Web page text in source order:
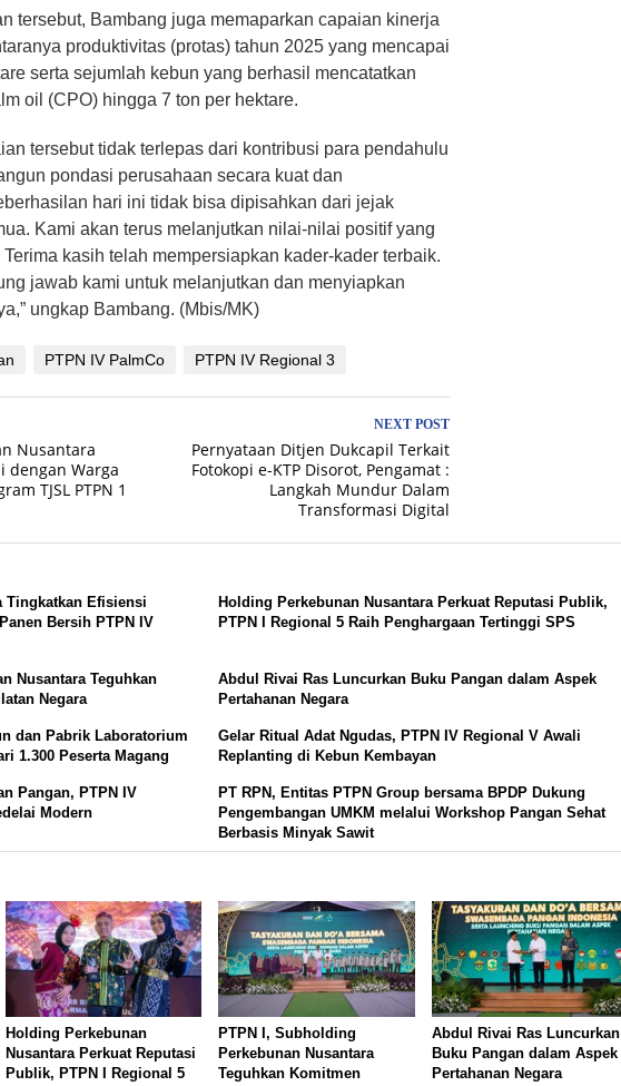
tersebut, Bambang juga memaparkan capaian kinerja
produktivitas (protas) tahun 2025 yang mencapai
serta sejumlah kebun yang berhasil mencatatkan
oil (CPO) hingga 7 ton per hektare.
tersebut tidak terlepas dari kontribusi para pendahulu
pondasi perusahaan secara kuat dan
hari ini tidak bisa dipisahkan dari jejak
Kami akan terus melanjutkan nilai-nilai positif yang
kasih telah mempersiapkan kader-kader terbaik.
jawab kami untuk melanjutkan dan menyiapkan
ungkap Bambang. (Mbis/MK)
PTPN IV PalmCo PTPN IV Regional 3
Nusantara
dengan Warga
TJSL PTPN 1
NEXT POST
Pernyataan Ditjen Dukcapil Terkait
Fotokopi e-KTP Disorot, Pengamat :
Langkah Mundur Dalam
Transformasi Digital
Tingkatkan Efisiensi
Bersih PTPN IV
Holding Perkebunan Nusantara Perkuat Reputasi Publik,
PTPN I Regional 5 Raih Penghargaan Tertinggi SPS
Nusantara Teguhkan
Negara
Abdul Rivai Ras Luncurkan Buku Pangan dalam Aspek
Pertahanan Negara
dan Pabrik Laboratorium
1.300 Peserta Magang
Gelar Ritual Adat Ngudas, PTPN IV Regional V Awali
Replanting di Kebun Kembayan
Pangan, PTPN IV
Modern
PT RPN, Entitas PTPN Group bersama BPDP Dukung
Pengembangan UMKM melalui Workshop Pangan Sehat
Berbasis Minyak Sawit
Holding Perkebunan
Nusantara Perkuat Reputasi
Publik, PTPN I Regional 5
PTPN I, Subholding
Perkebunan Nusantara
Teguhkan Komitmen
Abdul Rivai Ras Luncurkan
Buku Pangan dalam Aspek
Pertahanan Negara